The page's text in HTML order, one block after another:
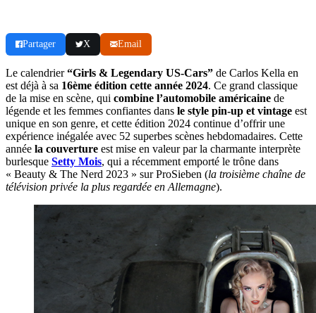
Partager X Email
Le calendrier“Girls & Legendary US-Cars” de Carlos Kella en
est déjà à sa 16ème édition cette année 2024. Ce grand classique
de la mise en scène, qui combine l’automobile américaine de
légende et les femmes confiantes dans le style pin-up et vintage est
unique en son genre, et cette édition 2024 continue d’offrir une
expérience inégalée avec 52 superbes scènes hebdomadaires. Cette
année la couverture est mise en valeur par la charmante interprète
burlesque Setty Mois, qui a récemment emporté le trône dans
« Beauty & The Nerd 2023 » sur ProSieben (la troisième chaîne de
télévision privée la plus regardée en Allemagne).